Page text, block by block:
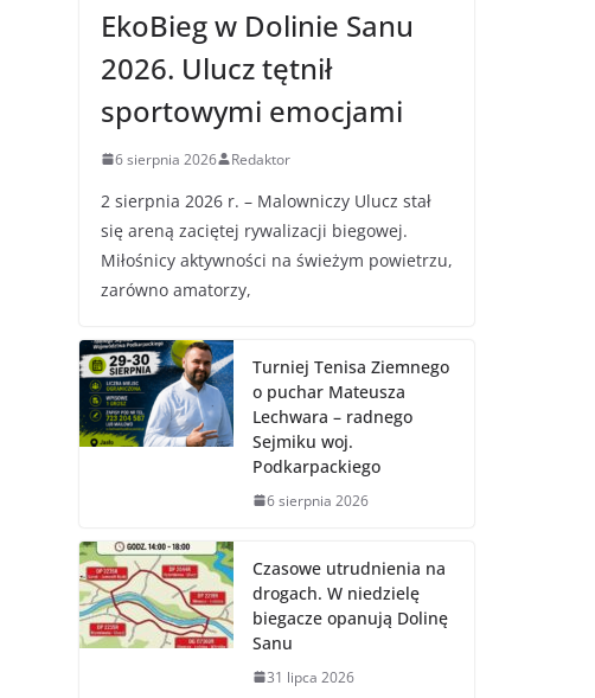
EkoBieg w Dolinie Sanu
2026. Ulucz tętnił
sportowymi emocjami
6 sierpnia 2026 Redaktor
2 sierpnia 2026 r. – Malowniczy Ulucz stał
się areną zaciętej rywalizacji biegowej.
Miłośnicy aktywności na świeżym powietrzu,
zarówno amatorzy,
Turniej Tenisa Ziemnego
o puchar Mateusza
Lechwara – radnego
Sejmiku woj.
Podkarpackiego
6 sierpnia 2026
Czasowe utrudnienia na
drogach. W niedzielę
biegacze opanują Dolinę
Sanu
31 lipca 2026